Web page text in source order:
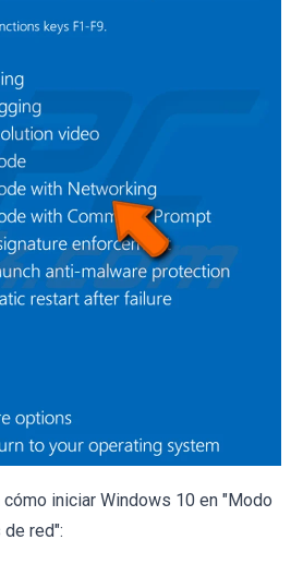
iniciar Windows 10 en "Modo
red":